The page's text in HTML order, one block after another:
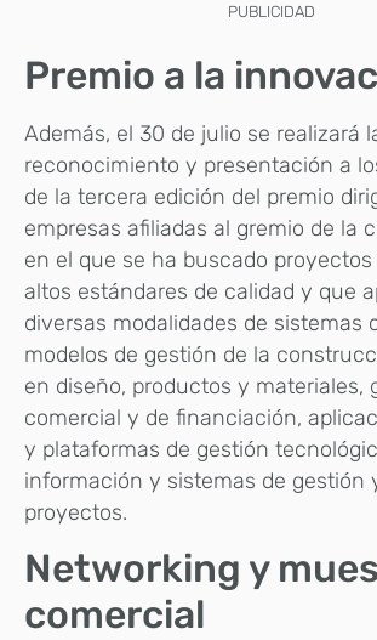
PUBLICIDAD
Premio a la
Además, el 30 de julio se realizará
reconocimiento y presentación a
de la tercera edición del premio
empresas afiliadas al gremio de la
en el que se ha buscado
altos estándares de calidad y que
diversas modalidades de sistemas
modelos de gestión de la
en diseño, productos y materiales,
comercial y de financiación,
y plataformas de gestión
información y sistemas de gestión
proyectos.
Networking y
comercial